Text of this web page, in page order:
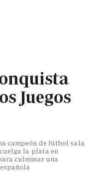
Juegos
campeón de fútbol sala
la plata en
culminar una